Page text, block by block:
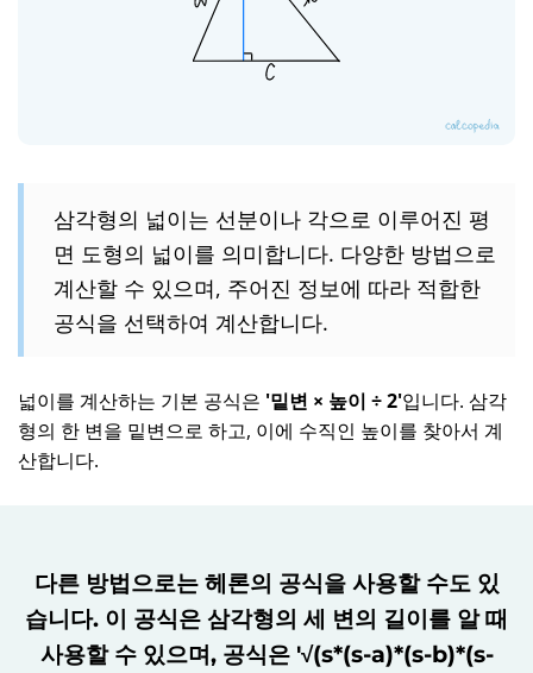
삼각형의 넓이는 선분이나 각으로 이루어진 평
면 도형의 넓이를 의미합니다. 다양한 방법으로
계산할 수 있으며, 주어진 정보에 따라 적합한
공식을 선택하여 계산합니다.
넓이를 계산하는 기본 공식은 '밑변 × 높이 ÷ 2'입니다. 삼각
형의 한 변을 밑변으로 하고, 이에 수직인 높이를 찾아서 계
산합니다.
다른 방법으로는 헤론의 공식을 사용할 수도 있
습니다. 이 공식은 삼각형의 세 변의 길이를 알 때
사용할 수 있으며, 공식은 '√(s*(s-a)*(s-b)*(s-